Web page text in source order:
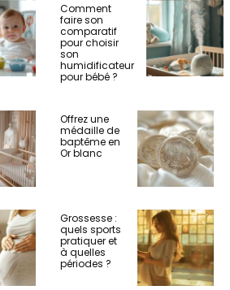
Comment
faire son
comparatif
pour choisir
son
humidificateur
pour bébé ?
Offrez une
médaille de
baptême en
Or blanc
Grossesse :
quels sports
pratiquer et
à quelles
périodes ?